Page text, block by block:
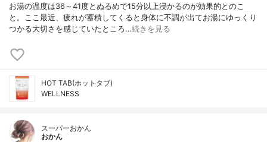
お湯の温度は36～41度とぬるめで15分以上浸かるのが効果的とのこ
と。ここ最近、疲れが蓄積してくると身体に不調が出てお湯にゆっくり
つかる大切さを感じていたところ…続きを見る
HOT TAB(ホットタブ)
WELLNESS
スーパーおかん
おかん